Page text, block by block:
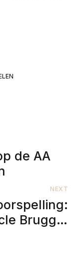
de AA
NEXT
Brugge,